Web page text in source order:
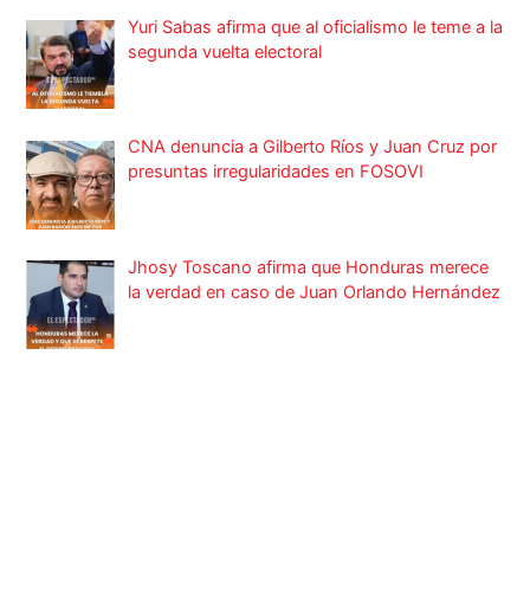
Yuri Sabas afirma que al oficialismo le teme a la
segunda vuelta electoral
CNA denuncia a Gilberto Ríos y Juan Cruz por
presuntas irregularidades en FOSOVI
Jhosy Toscano afirma que Honduras merece
la verdad en caso de Juan Orlando Hernández